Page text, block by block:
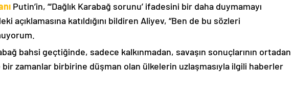
Putin’in, “‘Dağlık Karabağ sorunu’ ifadesini bir daha duymamayı
açıklamasına katıldığını bildiren Aliyev, “Ben de bu sözleri
bahsi geçtiğinde, sadece kalkınmadan, savaşın sonuçlarının ortadan
bir zamanlar birbirine düşman olan ülkelerin uzlaşmasıyla ilgili haberler